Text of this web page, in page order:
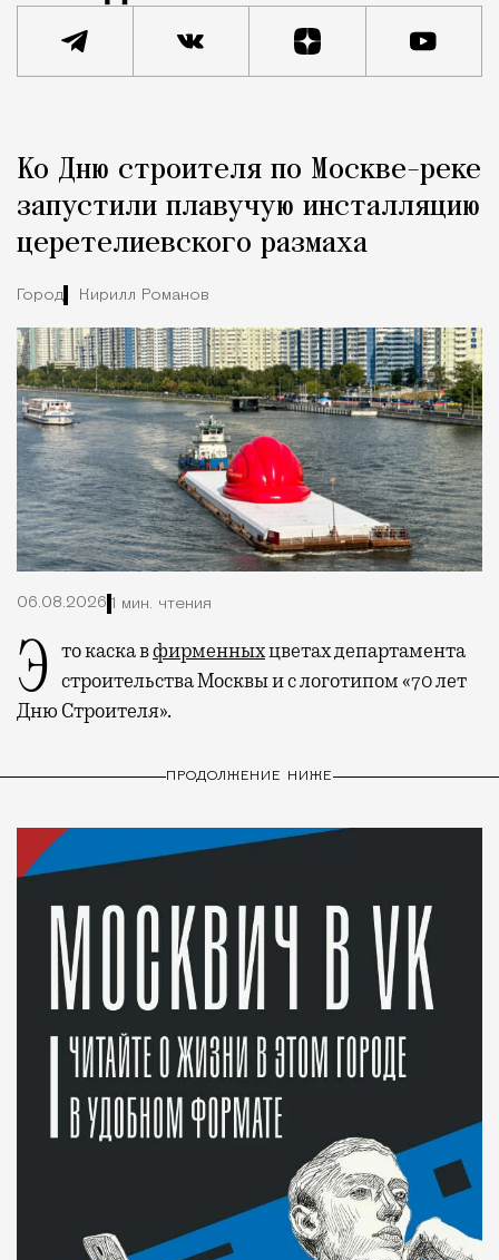
Город
Ко Дню строителя по Москве-реке
запустили плавучую инсталляцию
церетелиевского размаха
Город Кирилл Романов
06.08.2026 1 мин. чтения
Это каска вфирменныхцветах департамента
строительства Москвы и с логотипом «70 лет
Дню Строителя».
ПРОДОЛЖЕНИЕ НИЖЕ